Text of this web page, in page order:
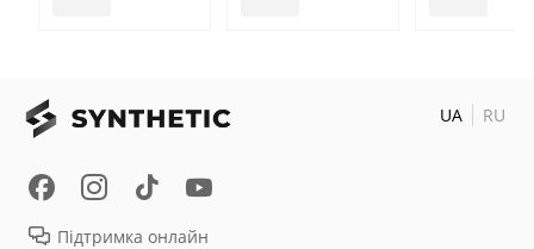
Підтримка онлайн
UA RU